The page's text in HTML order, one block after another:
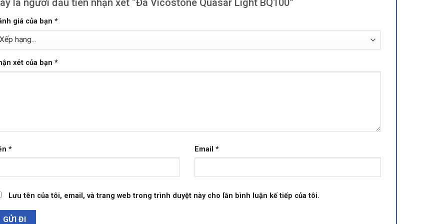
là người đầu tiên nhận xét “Đá Vicostone Quasar Light BQ100”
giá của bạn *
xét của bạn *
* Email *
Lưu tên của tôi, email, và trang web trong trình duyệt này cho lần bình luận kế tiếp của tôi.